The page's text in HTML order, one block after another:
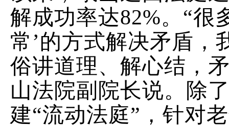
解成功率达82%。 “很
常’的方式解决矛盾，
俗讲道理、解心结，
山法院副院长说。除
建“流动法庭” ，针对